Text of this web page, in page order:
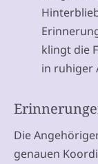
klingt die
in ruhiger
Die
genauen